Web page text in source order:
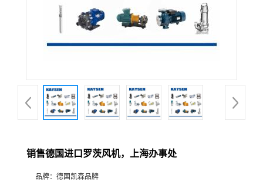
销售德国进口罗茨风机，上海办事处
品牌： 德国凯森品牌